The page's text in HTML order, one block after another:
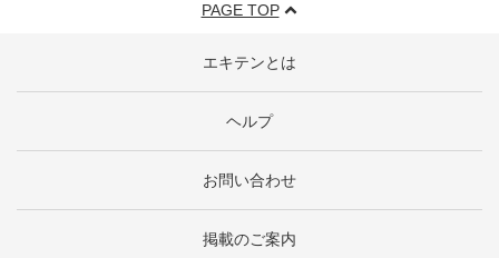
PAGE TOP
エキテンとは
ヘルプ
お問い合わせ
掲載のご案内